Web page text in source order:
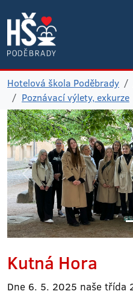
Hotelová škola Poděbrady
Poznávací výlety, exkurze
Kutná Hora
Dne 6. 5. 2025 naše třída